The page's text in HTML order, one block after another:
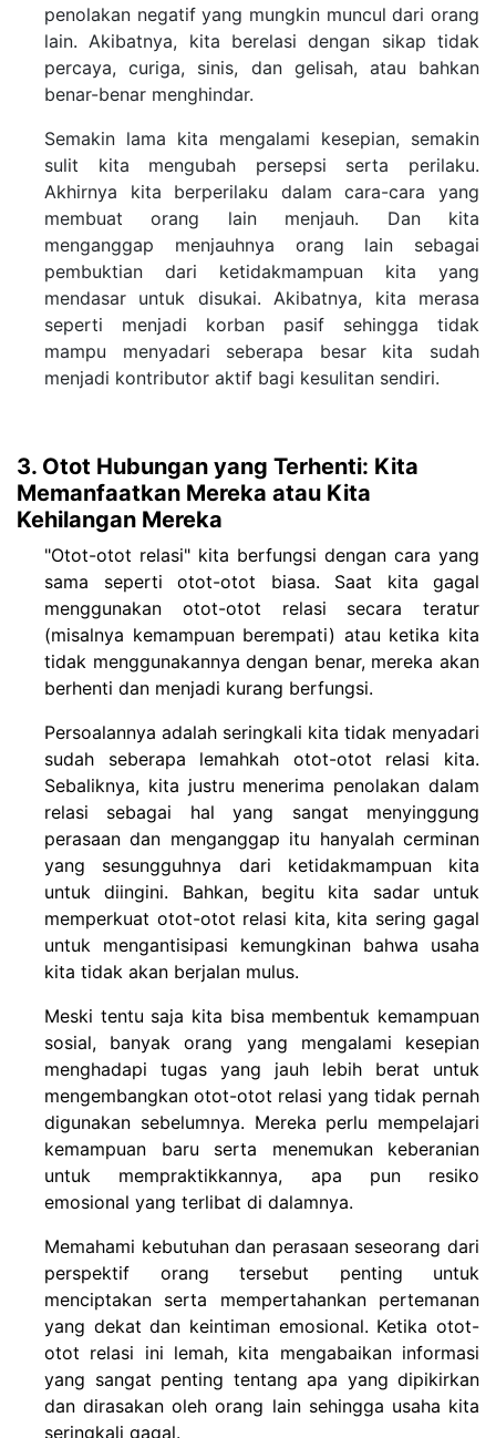
penolakan negatif yang mungkin muncul dari orang
lain. Akibatnya, kita berelasi dengan sikap tidak
percaya, curiga, sinis, dan gelisah, atau bahkan
benar-benar menghindar.
Semakin lama kita mengalami kesepian, semakin
sulit kita mengubah persepsi serta perilaku.
Akhirnya kita berperilaku dalam cara-cara yang
membuat orang lain menjauh. Dan kita
menganggap menjauhnya orang lain sebagai
pembuktian dari ketidakmampuan kita yang
mendasar untuk disukai. Akibatnya, kita merasa
seperti menjadi korban pasif sehingga tidak
mampu menyadari seberapa besar kita sudah
menjadi kontributor aktif bagi kesulitan sendiri.
3. Otot Hubungan yang Terhenti: Kita
Memanfaatkan Mereka atau Kita
Kehilangan Mereka
"Otot-otot relasi" kita berfungsi dengan cara yang
sama seperti otot-otot biasa. Saat kita gagal
menggunakan otot-otot relasi secara teratur
(misalnya kemampuan berempati) atau ketika kita
tidak menggunakannya dengan benar, mereka akan
berhenti dan menjadi kurang berfungsi.
Persoalannya adalah seringkali kita tidak menyadari
sudah seberapa lemahkah otot-otot relasi kita.
Sebaliknya, kita justru menerima penolakan dalam
relasi sebagai hal yang sangat menyinggung
perasaan dan menganggap itu hanyalah cerminan
yang sesungguhnya dari ketidakmampuan kita
untuk diingini. Bahkan, begitu kita sadar untuk
memperkuat otot-otot relasi kita, kita sering gagal
untuk mengantisipasi kemungkinan bahwa usaha
kita tidak akan berjalan mulus.
Meski tentu saja kita bisa membentuk kemampuan
sosial, banyak orang yang mengalami kesepian
menghadapi tugas yang jauh lebih berat untuk
mengembangkan otot-otot relasi yang tidak pernah
digunakan sebelumnya. Mereka perlu mempelajari
kemampuan baru serta menemukan keberanian
untuk mempraktikkannya, apa pun resiko
emosional yang terlibat di dalamnya.
Memahami kebutuhan dan perasaan seseorang dari
perspektif orang tersebut penting untuk
menciptakan serta mempertahankan pertemanan
yang dekat dan keintiman emosional. Ketika otot-
otot relasi ini lemah, kita mengabaikan informasi
yang sangat penting tentang apa yang dipikirkan
dan dirasakan oleh orang lain sehingga usaha kita
seringkali gagal.